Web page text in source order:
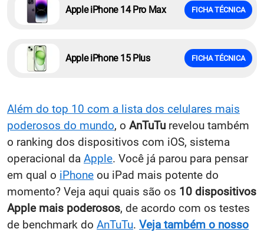
Apple iPhone 14 Pro Max FICHA TÉCNICA
Apple iPhone 15 Plus FICHA TÉCNICA
Além do top 10 com a lista dos celulares mais
poderosos do mundo, o AnTuTu revelou também
o ranking dos dispositivos com iOS, sistema
operacional da Apple. Você já parou para pensar
em qual o iPhone ou iPad mais potente do
momento? Veja aqui quais são os 10 dispositivos
Apple mais poderosos, de acordo com os testes
de benchmark do AnTuTu. Veja também o nosso